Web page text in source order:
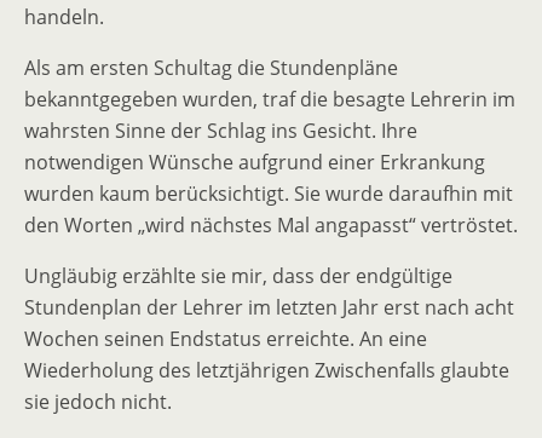
handeln.
Als am ersten Schultag die Stundenpläne
bekanntgegeben wurden, traf die besagte Lehrerin im
wahrsten Sinne der Schlag ins Gesicht. Ihre
notwendigen Wünsche aufgrund einer Erkrankung
wurden kaum berücksichtigt. Sie wurde daraufhin mit
den Worten „wird nächstes Mal angapasst“ vertröstet.
Ungläubig erzählte sie mir, dass der endgültige
Stundenplan der Lehrer im letzten Jahr erst nach acht
Wochen seinen Endstatus erreichte. An eine
Wiederholung des letztjährigen Zwischenfalls glaubte
sie jedoch nicht.